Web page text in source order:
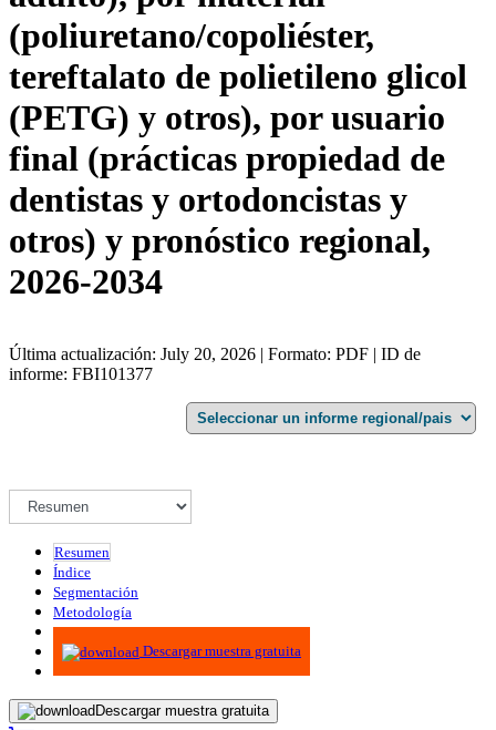
(poliuretano/copoliéster,
tereftalato de polietileno glicol
(PETG) y otros), por usuario
final (prácticas propiedad de
dentistas y ortodoncistas y
otros) y pronóstico regional,
2026-2034
Última actualización: July 20, 2026 | Formato: PDF | ID de
informe: FBI101377
Resumen
Índice
Segmentación
Metodología
Infografías
Descargar muestra gratuita
Descargar muestra gratuita